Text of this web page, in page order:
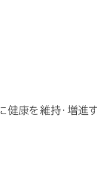
を維持・増進